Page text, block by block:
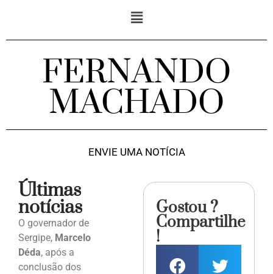
FERNANDO
MACHADO
ENVIE UMA NOTÍCIA
Últimas
notícias
O governador de
Sergipe, Marcelo
Déda, após a
conclusão dos
Gostou ?
Compartilhe
!